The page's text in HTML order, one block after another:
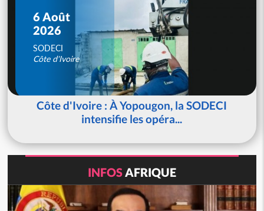
6 Août
2026
SODECI
Côte d'Ivoire
Côte d'Ivoire : À Yopougon, la SODECI
intensifie les opéra...
INFOSAFRIQUE